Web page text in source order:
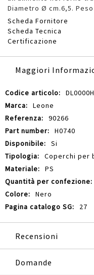
Diametro Ø cm.6,5.
Scheda Fornitore
Scheda Tecnica
Certificazione
Maggiori
Maggiori
Informazioni
Leone
90266
H0740
Si
Coperchi per
PS
Nero
27
Recensioni
Domande